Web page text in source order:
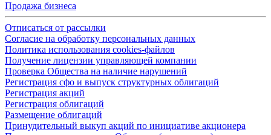
Продажа бизнеса
Отписаться от рассылки
Согласие на обработку персональных данных
Политика использования cookies-файлов
Получение лицензии управляющей компании
Проверка Общества на наличие нарушений
Регистрация сфо и выпуск структурных облигаций
Регистрация акций
Регистрация облигаций
Размещение облигаций
Принудительный выкуп акций по инициативе акционера